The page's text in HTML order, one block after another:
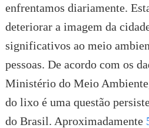
enfrentamos diariamente.
deteriorar a imagem da
significativos ao meio
pessoas. De acordo com os
Ministério do Meio
do lixo é uma questão
do Brasil. Aproximadamente